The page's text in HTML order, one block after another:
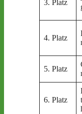
3. Platz
4. Platz
5. Platz
6. Platz